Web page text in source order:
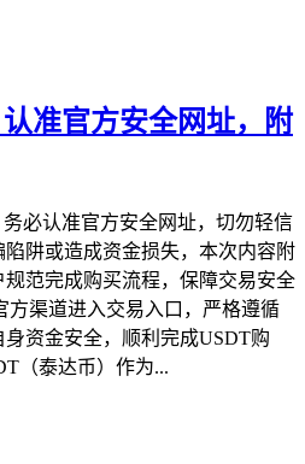
准官方安全网址，附
必认准官方安全网址，切勿轻信
阱或造成资金损失，本次内容附
范完成购买流程，保障交易安全
方渠道进入交易入口，严格遵循
资金安全，顺利完成USDT购
（泰达币）作为...